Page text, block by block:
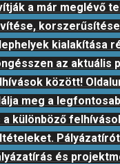
a már meglévő
kialakítása
az aktuális
között!
meg a
a különböző
és